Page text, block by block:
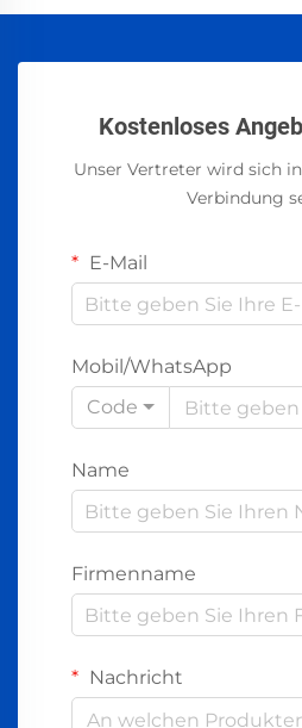
Kostenloses
Unser Vertreter wird sich
Verbindung
E-Mail
Mobil/WhatsApp
Code
Name
Firmenname
Nachricht